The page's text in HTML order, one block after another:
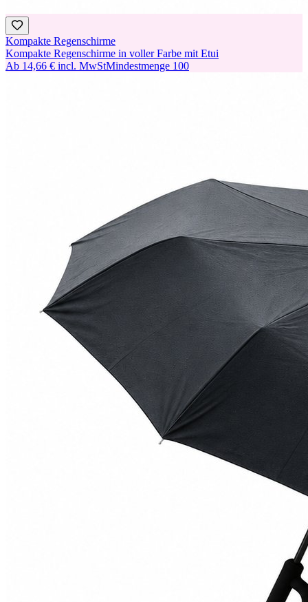
Kompakte Regenschirme
Kompakte Regenschirme in voller Farbe mit Etui
Ab 14,66 € incl. MwStMindestmenge 100